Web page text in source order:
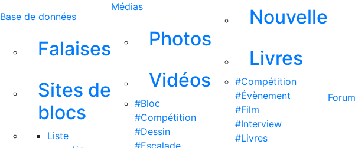
Base de données
Falaises
Sites de
blocs
Liste
Médias
Photos
Vidéos
#Bloc
#Compétition
#Dessin
#Escalade
Nouvelle
Livres
#Compétition
#Évènement
#Film
#Interview
#Livres
Forum